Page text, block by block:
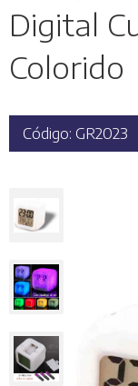
Digital
Colorido
Código: GR2023